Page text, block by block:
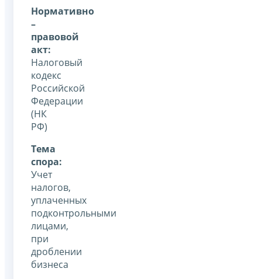
Нормативно
–
правовой
акт:
Налоговый
кодекс
Российской
Федерации
(НК
РФ)
Тема
спора:
Учет
налогов,
уплаченных
подконтрольными
лицами,
при
дроблении
бизнеса